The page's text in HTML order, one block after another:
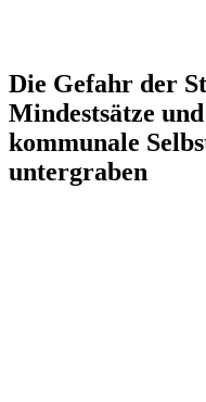
Die Gefahr der
Mindestsätze
kommunale
untergraben